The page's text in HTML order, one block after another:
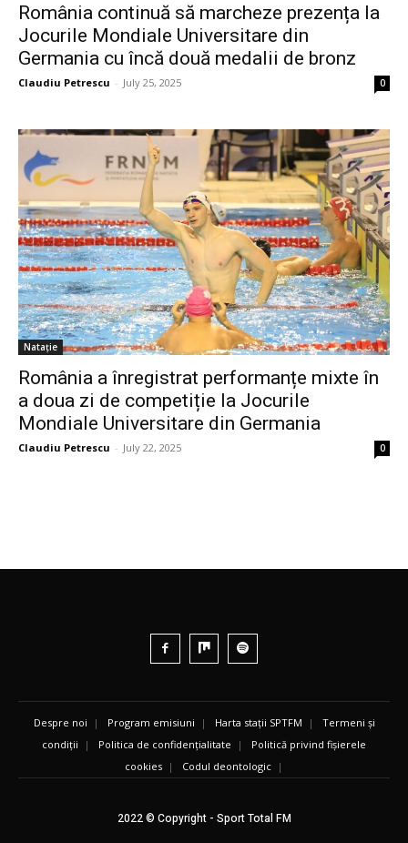
România continuă să marcheze prezența la
Jocurile Mondiale Universitare din
Germania cu încă două medalii de bronz
Claudiu Petrescu - July 25, 2025 0
Natație
România a înregistrat performanțe mixte în
a doua zi de competiție la Jocurile
Mondiale Universitare din Germania
Claudiu Petrescu - July 22, 2025 0
Despre noi | Program emisiuni | Harta stații SPTFM | Termeni și
condiții | Politica de confidențialitate | Politică privind fișierele
cookies | Codul deontologic |
2022 © Copyright - Sport Total FM